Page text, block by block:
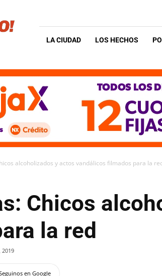
LA CIUDAD LOS HECHOS
alcoholizados y actos vandálicos filmados para la
Chicos
la red
en Google